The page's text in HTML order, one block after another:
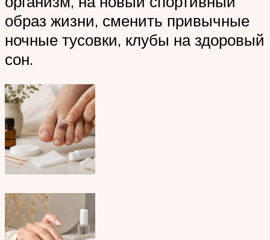
образ жизни, сменить привычные
ночные тусовки, клубы на здоровый
сон.